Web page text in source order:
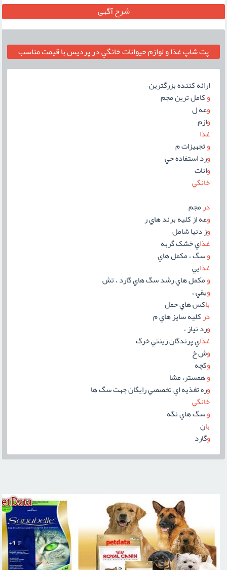
شرح آگهی
پت شاپ غذا و لوازم حيوانات خانگي در پرديس با قيمت مناسب
ارائه کننده بزرگترين
وکامل ترين مجم
وعه ل
وازم
غذا
وتجهيزات م
ورد استفاده حي
وانات
خانگي
درمجم
وعه از کليه برند هاي ر
وز دنيا شامل
غذاي خشک گربه
وسگ ، مکمل هاي
غذايي
ومکمل هاي رشد سگ هاي گارد ، تش
ويقي ،
باکس هاي حمل
درکليه سايز هاي م
ورد نياز ،
غذاي پرندگان زينتي خرگ
وش خ
وکچه
وهمستر، مشا
وره تغذيه اي تخصصي رايگان جهت سگ ها
خانگي
وسگ هاي نگه
بان
وگارد